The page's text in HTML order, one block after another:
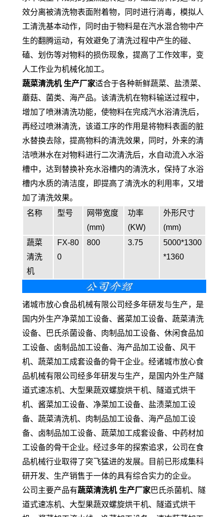
效分离被清洗物表面附着物，同时进行消毒，模拟人
工清洗基本动作，同时由于物料是在汽水混合物中产
生的翻腾运动，有效避免了清洗过程中产生的碰、
磕、划伤等对物料的损伤现象，提高了工作效率，变
人工作业为机械化加工。
蔬菜清洗机 生产厂家适合于各种新鲜蔬菜、盐渍菜、
蘑菇、菌类、海产品。该清洗机在物料输送过程中，
增加了喷淋清洗功能，使物料在完成汽水浴清洗后，
再经过喷淋清洗，该道工序的作用是将物料表面的脏
水替换去除，提高物料的清洗效果，同时，外来的清
洁喷淋水在对物料进行二次清洗后，水自动流入水浴
槽中，达到替换补充水浴槽内的清洗水，保持了水浴
槽内水质的清洁度，即提高了清洗水的利用率，又增
加了清洗效果。
名称
型号
网带宽度
(mm)
功率
(KW)
外形尺寸
(mm)
蔬菜
清洗
机
FX-80
0
800 3.75
5000*1300
*1360
诸城市放心食品机械有限公司经多年研发与生产，是
国内外生产净菜加工设备、酱菜加工设备、蔬菜清洗
设备、巴氏杀菌设备、肉制品加工设备、休闲食品加
工设备、卤制品加工设备、海产品加工设备、风干
机、蔬菜加工成套设备的骨干企业。经诸城市放心食
品机械有限公司经多年研发与生产，是国内外生产隧
道式速冻机、大型果蔬双螺旋烘干机、隧道式烘干
机、酱菜加工设备、净菜加工设备、盐渍菜加工设
备、蔬菜清洗机、肉制品加工设备、海产品加工设
备、卤制品加工设备、蔬菜加工成套设备、中药材加
工设备的骨干企业。经过多年的探索追求，公司在食
品机械行业取得了突飞猛进的发展。目前已形成集科
研开发、生产销售于一体的具有综合实力的企业。
公司主要产品有蔬菜清洗机 生产厂家巴氏杀菌机、隧
道式速冻机、大型果蔬双螺旋烘干机、隧道式烘干